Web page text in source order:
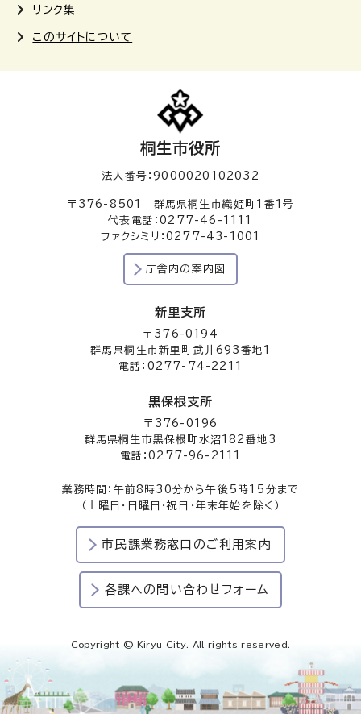
リンク集
このサイトについて
桐生市役所
法人番号：9000020102032
〒376-8501 群馬県桐生市織姫町1番1号
代表電話：0277-46-1111
ファクシミリ：0277-43-1001
庁舎内の案内図
新里支所
〒376-0194
群馬県桐生市新里町武井693番地1
電話：0277-74-2211
黒保根支所
〒376-0196
群馬県桐生市黒保根町水沼182番地3
電話：0277-96-2111
業務時間：午前8時30分から午後5時15分まで
（土曜日・日曜日・祝日・年末年始を除く）
市民課業務窓口のご利用案内
各課への問い合わせフォーム
Copyright © Kiryu City. All rights reserved.